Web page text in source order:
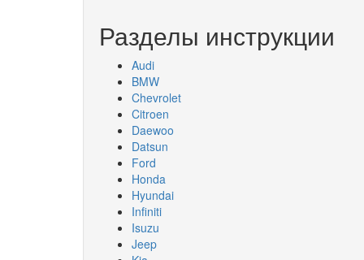
Разделы инструкции
Audi
BMW
Chevrolet
Citroen
Daewoo
Datsun
Ford
Honda
Hyundai
Infiniti
Isuzu
Jeep